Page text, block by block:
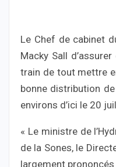
Le Chef de cabinet
Macky Sall
train de tout mettre
bonne distribution
environs d’ici le 20
« Le ministre de
de la Sones, le
largement